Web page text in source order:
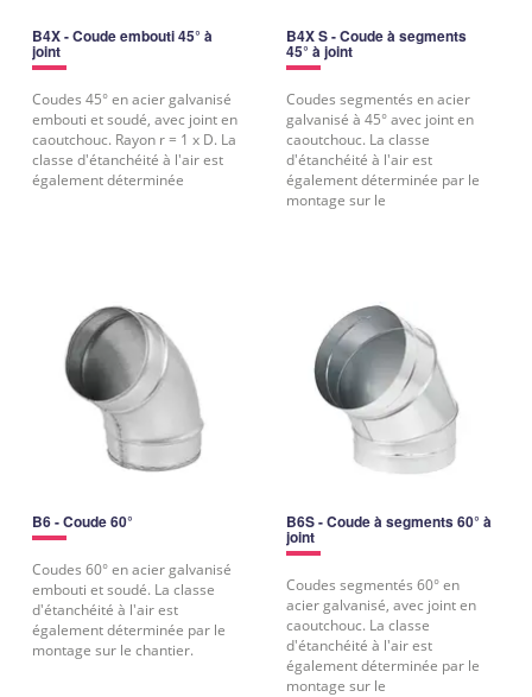
B4X - Coude embouti 45° à
joint
Coudes 45° en acier galvanisé
embouti et soudé, avec joint en
caoutchouc. Rayon r = 1 x D. La
classe d'étanchéité à l'air est
également déterminée
B4X S - Coude à segments
45° à joint
Coudes segmentés en acier
galvanisé à 45° avec joint en
caoutchouc. La classe
d'étanchéité à l'air est
également déterminée par le
montage sur le
B6 - Coude 60°
Coudes 60° en acier galvanisé
embouti et soudé. La classe
d'étanchéité à l'air est
également déterminée par le
montage sur le chantier.
B6S - Coude à segments 60° à
joint
Coudes segmentés 60° en
acier galvanisé, avec joint en
caoutchouc. La classe
d'étanchéité à l'air est
également déterminée par le
montage sur le